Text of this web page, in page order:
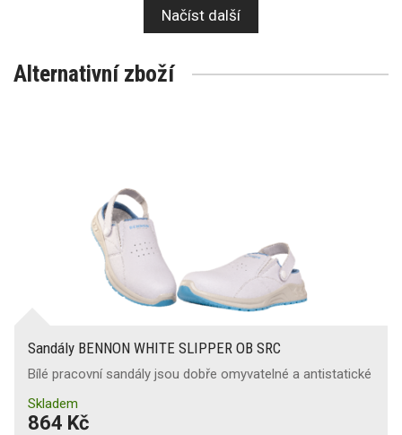
Načíst další
Alternativní zboží
Sandály BENNON WHITE SLIPPER OB SRC
Bílé pracovní sandály jsou dobře omyvatelné a antistatické
Skladem
864 Kč